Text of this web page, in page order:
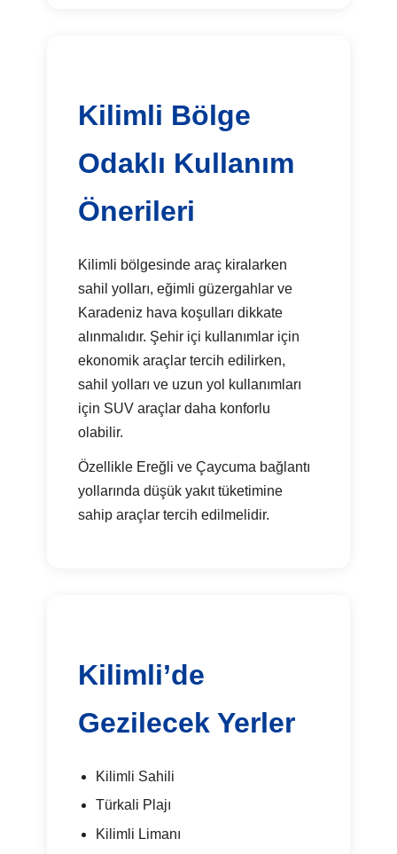
Kilimli Bölge
Odaklı Kullanım
Önerileri
Kilimli bölgesinde araç kiralarken
sahil yolları, eğimli güzergahlar ve
Karadeniz hava koşulları dikkate
alınmalıdır. Şehir içi kullanımlar için
ekonomik araçlar tercih edilirken,
sahil yolları ve uzun yol kullanımları
için SUV araçlar daha konforlu
olabilir.
Özellikle Ereğli ve Çaycuma bağlantı
yollarında düşük yakıt tüketimine
sahip araçlar tercih edilmelidir.
Kilimli’de
Gezilecek Yerler
Kilimli Sahili
Türkali Plajı
Kilimli Limanı